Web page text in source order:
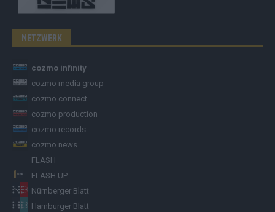
NETZWERK
cozmo infinity
cozmo media group
cozmo connect
cozmo production
cozmo records
cozmo news
FLASH
FLASH UP
Nürnberger Blatt
Hamburger Blatt